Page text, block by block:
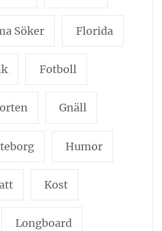
Söker Florida
Fotboll
Gnäll
Humor
Kost
Longboard